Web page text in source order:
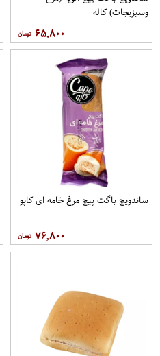
وسبزیجات) کاله
۶۵,۸۰۰
ساندویچ باگت پیچ مرغ خامه ای کاپو
۷۶,۸۰۰